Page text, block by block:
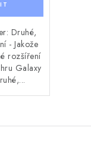
Druhé,
- Jakože
rozšíření
Galaxy